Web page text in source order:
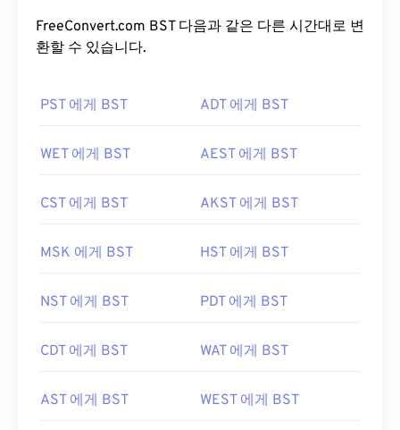
FreeConvert.com BST 다음과 같은 다른 시간대로 변
환할 수 있습니다.
PST 에게 BST ADT 에게 BST
WET 에게 BST AEST 에게 BST
CST 에게 BST AKST 에게 BST
MSK 에게 BST HST 에게 BST
NST 에게 BST PDT 에게 BST
CDT 에게 BST WAT 에게 BST
AST 에게 BST WEST 에게 BST